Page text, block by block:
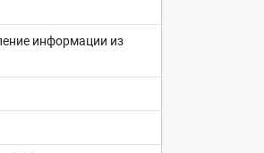
информации из